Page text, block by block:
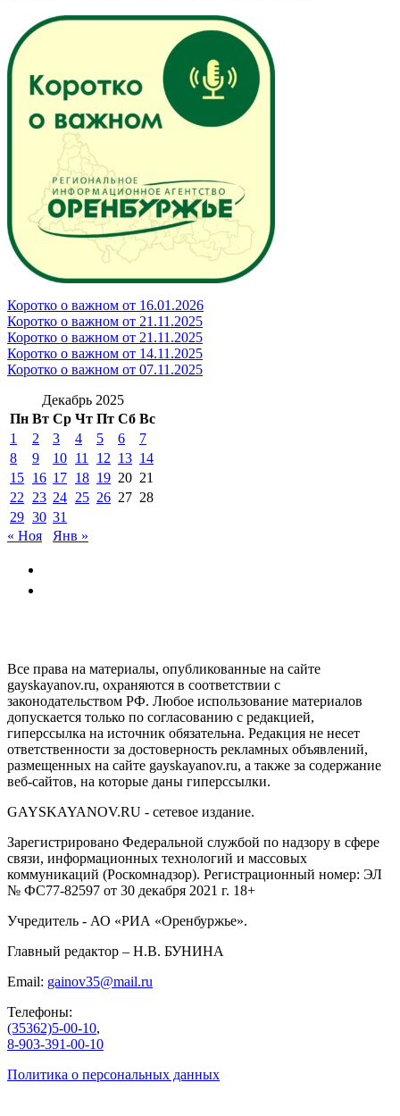
Коротко о важном от 16.01.2026
Коротко о важном от 21.11.2025
Коротко о важном от 21.11.2025
Коротко о важном от 14.11.2025
Коротко о важном от 07.11.2025
Декабрь 2025
Пн Вт Ср Чт Пт Сб Вс
1
2 3 4 5 6
7
8
9 10 11 12 13 14
15 16 17 18 19 20 21
22
23 24 25 26 27 28
29 30 31
« Ноя
Янв »
Все права на материалы, опубликованные на сайте
gayskayanov.ru, охраняются в соответствии с
законодательством РФ. Любое использование материалов
допускается только по согласованию с редакцией,
гиперссылка на источник обязательна. Редакция не несет
ответственности за достоверность рекламных объявлений,
размещенных на сайте gayskayanov.ru, а также за содержание
веб-сайтов, на которые даны гиперссылки.
GAYSKAYANOV.RU - сетевое издание.
Зарегистрировано Федеральной службой по надзору в сфере
связи, информационных технологий и массовых
коммуникаций (Роскомнадзор). Регистрационный номер: ЭЛ
№ ФС77-82597 от 30 декабря 2021 г. 18+
Учредитель - АО «РИА «Оренбуржье».
Главный редактор – Н.В. БУНИНА
Email: gainov35@mail.ru
Телефоны:
(35362)5-00-10,
8-903-391-00-10
Политика о персональных данных